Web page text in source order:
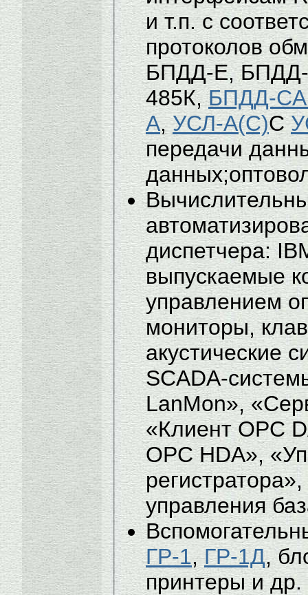
и т.п. с
протоколов
БПДД-Е,
485К,БПДД-
А,УСЛ-А(С)С
передачи
диспетчера:
выпускаемые
управлением
мониторы,
акустические
SCADA-
LanMon»,
«Клиент ОРС
ОРС HDA»,
управления
ГР-1,ГР-1Д,
принтеры и др.